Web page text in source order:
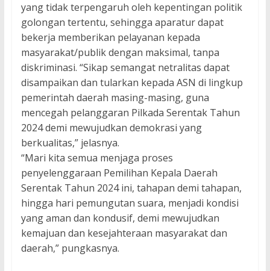
yang tidak terpengaruh oleh kepentingan politik
golongan tertentu, sehingga aparatur dapat
bekerja memberikan pelayanan kepada
masyarakat/publik dengan maksimal, tanpa
diskriminasi. “Sikap semangat netralitas dapat
disampaikan dan tularkan kepada ASN di lingkup
pemerintah daerah masing-masing, guna
mencegah pelanggaran Pilkada Serentak Tahun
2024 demi mewujudkan demokrasi yang
berkualitas,” jelasnya.
“Mari kita semua menjaga proses
penyelenggaraan Pemilihan Kepala Daerah
Serentak Tahun 2024 ini, tahapan demi tahapan,
hingga hari pemungutan suara, menjadi kondisi
yang aman dan kondusif, demi mewujudkan
kemajuan dan kesejahteraan masyarakat dan
daerah,” pungkasnya.